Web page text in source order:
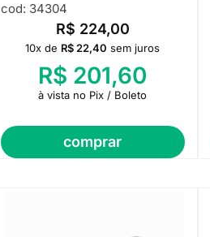
cod: 34304
R$ 224,00
comprar
10x de R$22,40 sem juros
R$ 201,60
à vista no Pix / Boleto